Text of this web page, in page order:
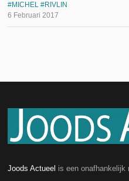
6 Februari 2017
MICHEL RIVLIN
Joods Actueel is een onafhankelijk